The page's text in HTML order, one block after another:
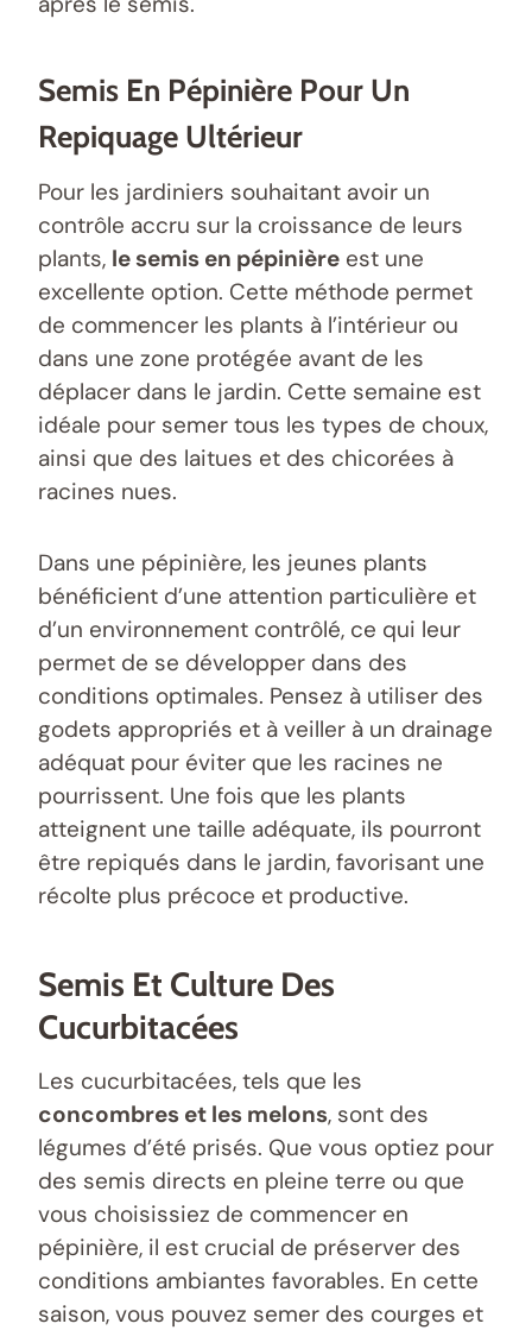
Semis En Pépinière Pour Un
Repiquage Ultérieur
Pour les jardiniers souhaitant avoir un
contrôle accru sur la croissance de leurs
plants, le semis en pépinière est une
excellente option. Cette méthode permet
de commencer les plants à l’intérieur ou
dans une zone protégée avant de les
déplacer dans le jardin. Cette semaine est
idéale pour semer tous les types de choux,
ainsi que des laitues et des chicorées à
racines nues.
Dans une pépinière, les jeunes plants
bénéficient d’une attention particulière et
d’un environnement contrôlé, ce qui leur
permet de se développer dans des
conditions optimales. Pensez à utiliser des
godets appropriés et à veiller à un drainage
adéquat pour éviter que les racines ne
pourrissent. Une fois que les plants
atteignent une taille adéquate, ils pourront
être repiqués dans le jardin, favorisant une
récolte plus précoce et productive.
Semis Et Culture Des
Cucurbitacées
Les cucurbitacées, tels que les
concombres et les melons, sont des
légumes d’été prisés. Que vous optiez pour
des semis directs en pleine terre ou que
vous choisissiez de commencer en
pépinière, il est crucial de préserver des
conditions ambiantes favorables. En cette
saison, vous pouvez semer des courges et